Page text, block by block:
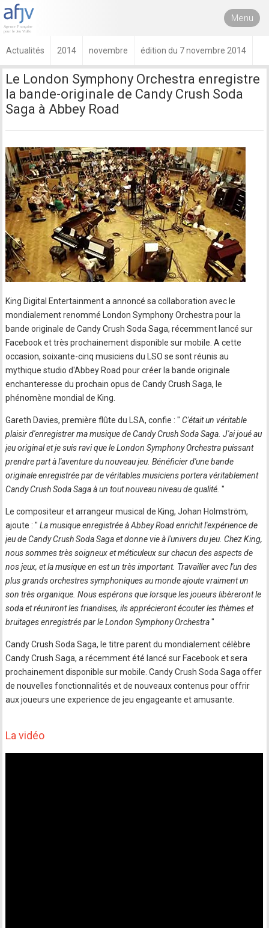
Menu
Actualités 2014 novembre édition du 7 novembre 2014
Le London Symphony Orchestra enregistre
la bande-originale de Candy Crush Soda
Saga à Abbey Road
King Digital Entertainment a annoncé sa collaboration avec le
mondialement renommé London Symphony Orchestra pour la
bande originale de Candy Crush Soda Saga, récemment lancé sur
Facebook et très prochainement disponible sur mobile. A cette
occasion, soixante-cinq musiciens du LSO se sont réunis au
mythique studio d'Abbey Road pour créer la bande originale
enchanteresse du prochain opus de Candy Crush Saga, le
phénomène mondial de King.
Gareth Davies, première flûte du LSA, confie : " C'était un véritable
plaisir d'enregistrer ma musique de Candy Crush Soda Saga. J'ai joué au
jeu original et je suis ravi que le London Symphony Orchestra puissant
prendre part à l'aventure du nouveau jeu. Bénéficier d'une bande
originale enregistrée par de véritables musiciens portera véritablement
Candy Crush Soda Saga à un tout nouveau niveau de qualité."
Le compositeur et arrangeur musical de King, Johan Holmström,
ajoute : " La musique enregistrée à Abbey Road enrichit l'expérience de
jeu de Candy Crush Soda Saga et donne vie à l'univers du jeu. Chez King,
nous sommes très soigneux et méticuleux sur chacun des aspects de
nos jeux, et la musique en est un très important. Travailler avec l'un des
plus grands orchestres symphoniques au monde ajoute vraiment un
son très organique. Nous espérons que lorsque les joueurs libèreront le
soda et réuniront les friandises, ils apprécieront écouter les thèmes et
bruitages enregistrés par le London Symphony Orchestra"
Candy Crush Soda Saga, le titre parent du mondialement célèbre
Candy Crush Saga, a récemment été lancé sur Facebook et sera
prochainement disponible sur mobile. Candy Crush Soda Saga offer
de nouvelles fonctionnalités et de nouveaux contenus pour offrir
aux joueurs une experience de jeu engageante et amusante.
La vidéo